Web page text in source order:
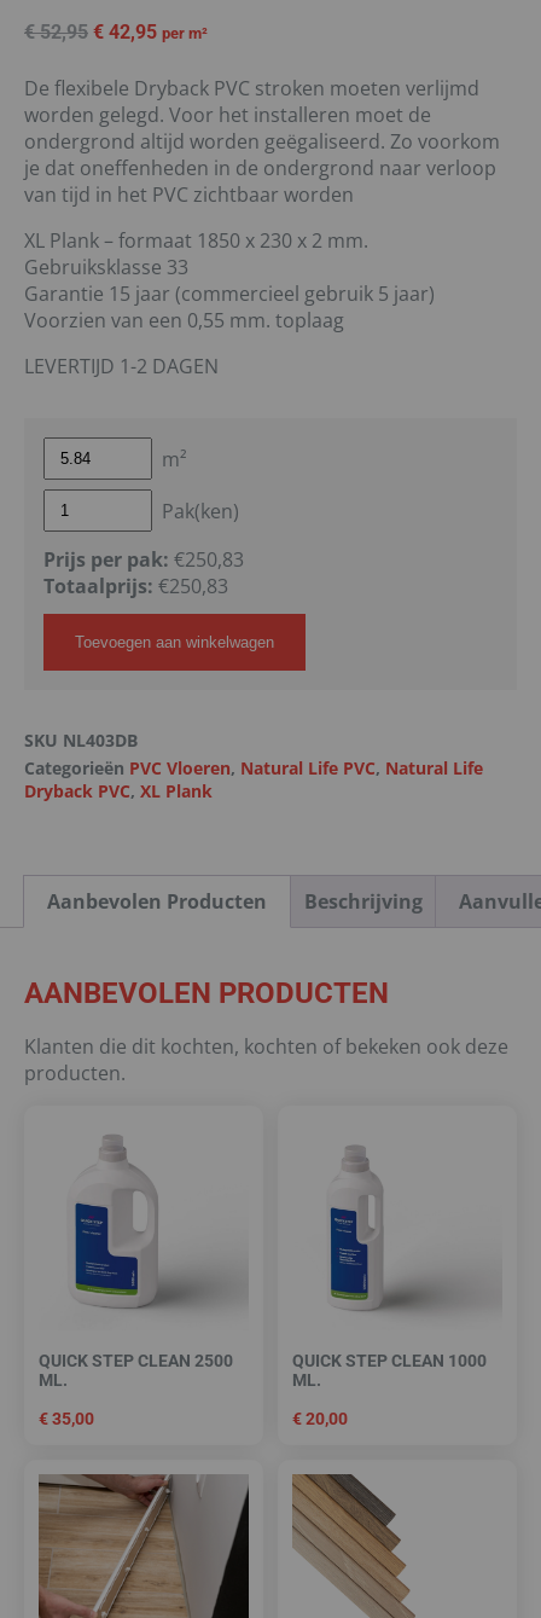
€52,95 € 42,95 per m²
De flexibele Dryback PVC stroken moeten verlijmd
worden gelegd. Voor het installeren moet de
ondergrond altijd worden geëgaliseerd. Zo voorkom
je dat oneffenheden in de ondergrond naar verloop
van tijd in het PVC zichtbaar worden
XL Plank – formaat 1850 x 230 x 2 mm.
Gebruiksklasse 33
Garantie 15 jaar (commercieel gebruik 5 jaar)
Voorzien van een 0,55 mm. toplaag
LEVERTIJD 1-2 DAGEN
m²
Pak(ken)
Prijs per pak: €250,83
Totaalprijs: €250,83
Toevoegen aan winkelwagen
SKU NL403DB
Categorieën PVC Vloeren, Natural Life PVC, Natural Life
Dryback PVC, XL Plank
Aanbevolen Producten Beschrijving
AANBEVOLEN PRODUCTEN
Klanten die dit kochten, kochten of bekeken ook deze
producten.
QUICK STEP CLEAN 2500
ML.
€35,00
QUICK STEP CLEAN 1000
ML.
€20,00